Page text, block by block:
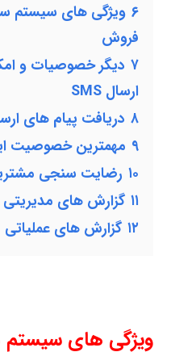
۶ ویژگی های سیستم
فروش
۷ دیگر خصوصیات و
ارسال SMS
۸ دریافت پیام های
۹ مهمترین خصوصیت
۱۰ رضایت سنجی
۱۱ گزارش های مدیریتی
۱۲ گزارش های عملیاتی
ویژگی های سیستم